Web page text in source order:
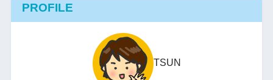
PROFILE
TSUN